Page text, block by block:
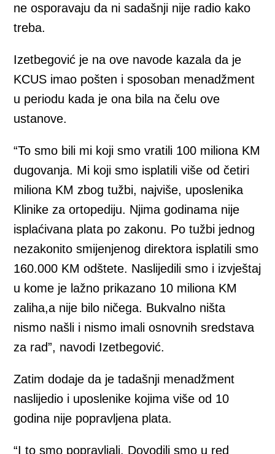
ne osporavaju da ni sadašnji nije radio kako
treba.
Izetbegović je na ove navode kazala da je
KCUS imao pošten i sposoban menadžment
u periodu kada je ona bila na čelu ove
ustanove.
“To smo bili mi koji smo vratili 100 miliona KM
dugovanja. Mi koji smo isplatili više od četiri
miliona KM zbog tužbi, najviše, uposlenika
Klinike za ortopediju. Njima godinama nije
isplaćivana plata po zakonu. Po tužbi jednog
nezakonito smijenjenog direktora isplatili smo
160.000 KM odštete. Naslijedili smo i izvještaj
u kome je lažno prikazano 10 miliona KM
zaliha,a nije bilo ničega. Bukvalno ništa
nismo našli i nismo imali osnovnih sredstava
za rad”, navodi Izetbegović.
Zatim dodaje da je tadašnji menadžment
naslijedio i uposlenike kojima više od 10
godina nije popravljena plata.
“I to smo popravljali. Dovodili smo u red